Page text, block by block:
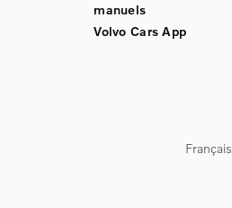
manuels
Volvo Cars App
Français